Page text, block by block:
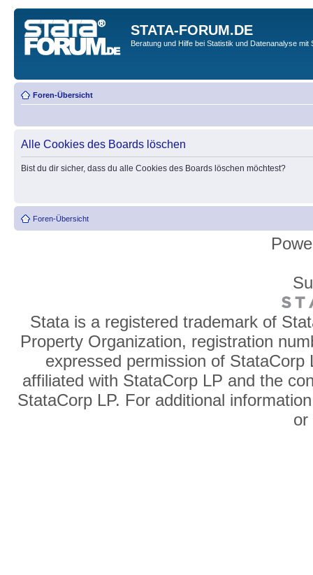
STATA-FORUM.DE
Beratung und Hilfe bei Statistik und Datenanalyse mit
Foren-Übersicht
Alle Cookies des Boards löschen
Bist du dir sicher, dass du alle Cookies des Boards löschen möchtest?
Foren-Übersicht
Stata is a registered trademark of
Property Organization, registration
expressed permission of
affiliated with StataCorp LP and the
StataCorp LP. For additional
or